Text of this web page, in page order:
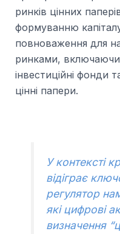
ринків цінних
формуванню
повноваження для
ринками, включаючи
інвестиційні фонди
цінні папери.
У контексті
відіграє
регулятор
які цифрові
визначення